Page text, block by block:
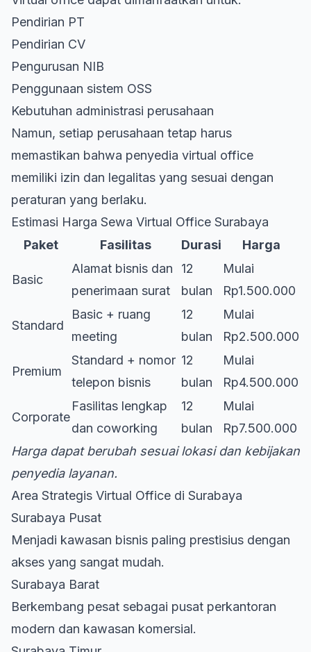
Pendirian PT
Pendirian CV
Pengurusan NIB
Penggunaan sistem OSS
Kebutuhan administrasi perusahaan
Namun, setiap perusahaan tetap harus
memastikan bahwa penyedia virtual office
memiliki izin dan legalitas yang sesuai dengan
peraturan yang berlaku.
Estimasi Harga Sewa Virtual Office Surabaya
Paket
Fasilitas Durasi Harga
Basic
Alamat bisnis dan
penerimaan surat
12
bulan
Mulai
Rp1.500.000
Standard
Basic + ruang
meeting
12
bulan
Mulai
Rp2.500.000
Premium
Standard + nomor
telepon bisnis
12
bulan
Mulai
Rp4.500.000
Corporate
Fasilitas lengkap
dan coworking
12
bulan
Mulai
Rp7.500.000
Harga dapat berubah sesuai lokasi dan kebijakan
penyedia layanan.
Area Strategis Virtual Office di Surabaya
Surabaya Pusat
Menjadi kawasan bisnis paling prestisius dengan
akses yang sangat mudah.
Surabaya Barat
Berkembang pesat sebagai pusat perkantoran
modern dan kawasan komersial.